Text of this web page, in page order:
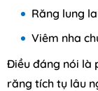
Răng lung
Viêm nha
Điều đáng nói là
răng tích tụ lâu